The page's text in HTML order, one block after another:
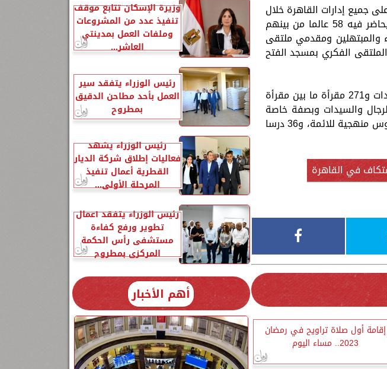
من 2800 ملتقى فكري موزعة على جميع إدارات القاهرة خلال
شهر رمضان، بالإضافة إلى الملتقى الفكري الرئيس بمسجد الحسين والذي سيحاضر فيه 58 عالما من بينهم
والمبتهلين ومقدمي ملتقى
الفكري بمسجد الفتح
وأشار مدير مديرية الأوقاف إلى أنه سيتم تنظيم 30 مجلس إفتاء للرجال والسيدات و271 مقرأة ما بين مقرأة
ومقرأة للسيدات، و8 مجالس إقراء للرجال والسيدات وبصفة خاصة
مجلس الحديث، و6 مكاتب تحفيظ قرآن كريم، و4 مكاتب تحفيظ عن بعد و103 دروس منهجية للائمة، و36 درسا
إقامة أول صلاة تراويح في رمضان
2023.. مساء اليوم
وزيرة الإسكان تتابع موقف
تنفيذ عدد من المشروعات
وملفات العمل بمدينتي
العاشر...
رئيس الوزراء يتفقد سير
العمل بأحد مطاحن الدقيق
بمطروح
رئيس الوزراء يشهد
فعاليات إطلاق شركة الديار
القطرية أعمال تنفيذ
المرحلة الأولى...
رئيس الوزراء يتفقد أعمال
تطوير ورفع كفاءة
مستشفى رأس الحكمة
المركزي بمطروح
أهم الأخبار